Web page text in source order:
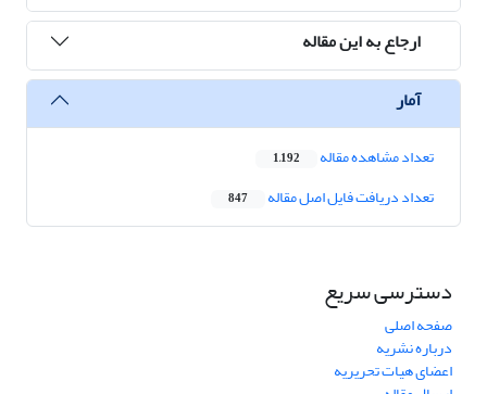
ارجاع به این مقاله
آمار
تعداد مشاهده مقاله 1,192
تعداد دریافت فایل اصل مقاله 847
دسترسی سریع
صفحه اصلی
درباره نشریه
اعضای هیات تحریریه